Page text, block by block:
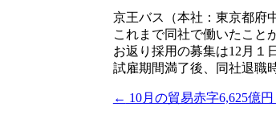
京王バス（本社：東京都府
これまで同社で働いたこと
お返り採用の募集は12月１
試雇期間満了後、同社退職
投
← 10月の貿易赤字6,625億